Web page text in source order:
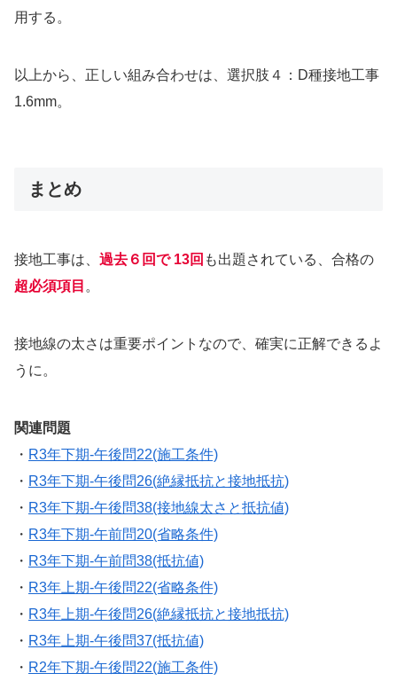
用する。
以上から、正しい組み合わせは、選択肢４：D種接地工事
1.6mm。
まとめ
接地工事は、 過去６回で 13回 も出題されている、合格の
超必須項目 。
接地線の太さは重要ポイントなので、確実に正解できるよ
うに。
関連問題
・ R3年下期-午後問22(施工条件)
・ R3年下期-午後問26(絶縁抵抗と接地抵抗)
・ R3年下期-午後問38(接地線太さと抵抗値)
・ R3年下期-午前問20(省略条件)
・ R3年下期-午前問38(抵抗値)
・ R3年上期-午後問22(省略条件)
・ R3年上期-午後問26(絶縁抵抗と接地抵抗)
・ R3年上期-午後問37(抵抗値)
・ R2年下期-午後問22(施工条件)